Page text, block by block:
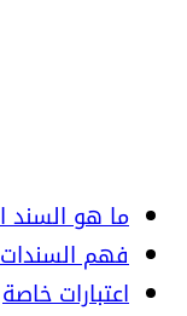
ما هو السند
فهم السندات
اعتبارات خاصة